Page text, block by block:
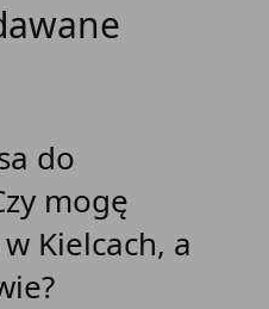
do
mogę
Kielcach, a